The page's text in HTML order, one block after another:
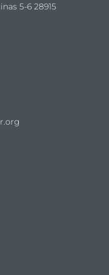
5-6 28915